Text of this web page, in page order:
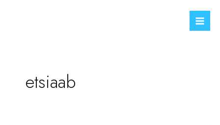
etsiaab